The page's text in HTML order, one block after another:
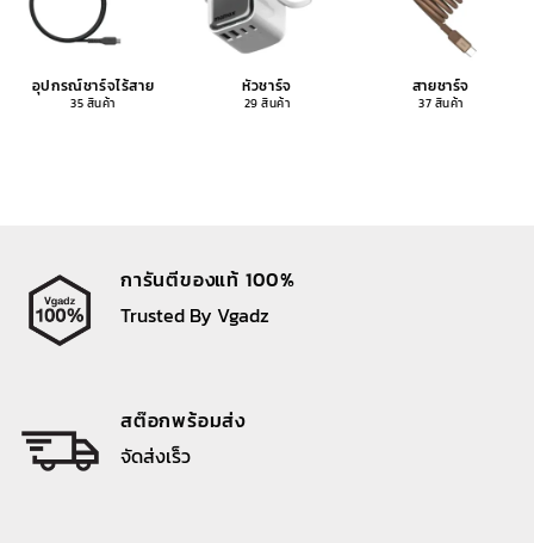
อุปกรณ์ชาร์จไร้สาย
35 สินค้า
หัวชาร์จ
29 สินค้า
สายชาร์จ
37 สินค้า
การันตีของแท้ 100%
Trusted By Vgadz
สต๊อกพร้อมส่ง
จัดส่งเร็ว